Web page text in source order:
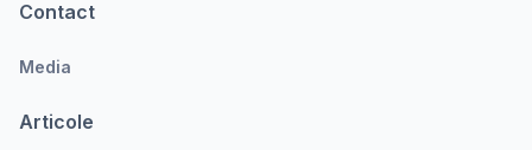
Contact
Media
Articole